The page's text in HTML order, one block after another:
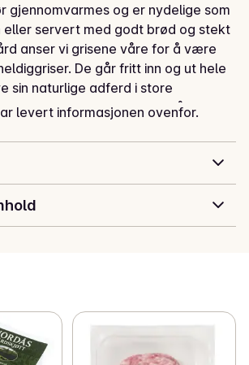
gjennomvarmes og er nydelige som
eller servert med godt brød og stekt
anser vi grisene våre for å være
De går fritt inn og ut hele
sin naturlige adferd i store
ser at grisene har det bra når de har
Alle Heldiggris produkter har
et synlig bevis på god
levert informasjonen ovenfor.